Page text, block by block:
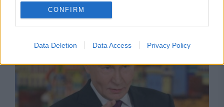
CONFIRM
Data Deletion Data Access Privacy Policy
Moldova: „Pericolul este real”